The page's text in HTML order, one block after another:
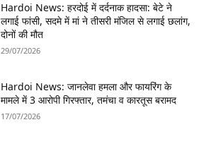
Hardoi News: हरदोई में दर्दनाक हादसा: बेटे ने
लगाई फांसी, सदमे में मां ने तीसरी मंजिल से लगाई छलांग,
दोनों की मौत
29/07/2026
Hardoi News: जानलेवा हमला और फायरिंग के
मामले में 3 आरोपी गिरफ्तार, तमंचा व कारतूस बरामद
17/07/2026